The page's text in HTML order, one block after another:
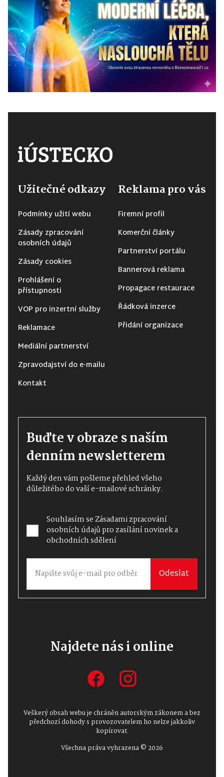
Užitečné odkazy
Podmínky užití webu
Zásady zpracování
osobních údajů
Zásady cookies
Prohlášení o
přístupnosti
VOP pro inzertní služby
Reklamace
Mediální partnerství
Zpravodajství do e-mailu
Kontakt
Reklama pro vás
Firemní profil
Komerční články
Partnerství portálu
Bannerová reklama
Propagace restaurace
Řádková inzerce
Přidání organizace
Buďte v obraze s naším
denním newsletterem
Každý den vám pošleme přehled všeho
důležitého do vaší e-mailové schránky.
Souhlasím seZásadami zpracování
osobních údajůpro zasílání novinek a
obchodních sdělení
Odeslat
Najdete nás i online
Veškerý obsah webu je chráněn autorským zákonem a bez
předchozí dohody s provozovatelem ho nelze jakkoliv
kopírovat.
Všechna práva vyhrazena © 2026